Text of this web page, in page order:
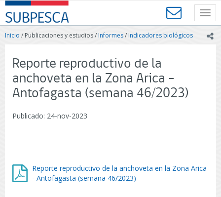
Contenido
principal
SUBPESCA
-
Subsecretaría
Acuicultura
-
Gobierno
Chile
Inicio / Publicaciones y estudios /Informes/Indicadores biológicos
Reporte reproductivo de la
anchoveta en la Zona Arica -
Antofagasta (semana 46/2023)
Publicado: 24-nov-2023
Reporte reproductivo de la anchoveta en la Zona Arica
- Antofagasta (semana 46/2023)